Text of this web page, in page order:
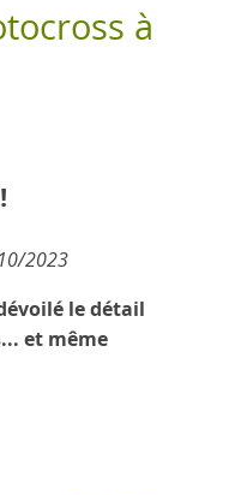
à
2023
le détail
et même